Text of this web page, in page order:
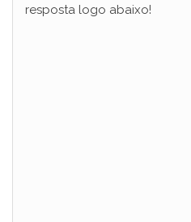
resposta logo abaixo!